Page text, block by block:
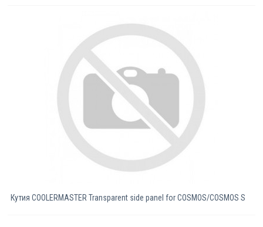
Кутия COOLERMASTER Transparent side panel for COSMOS/COSMOS S